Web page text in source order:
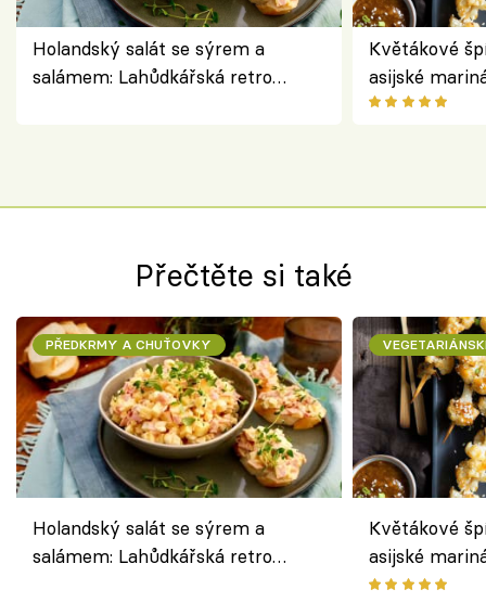
Holandský salát se sýrem a
salámem: Lahůdkářská retro
Květákové
asijské
chuťovka z
Přečtěte si také
PŘEDKRMY A CHUŤOVKY
Holandský salát se sýrem a
salámem: Lahůdkářská retro
Květákové
asijské
chuťovka z